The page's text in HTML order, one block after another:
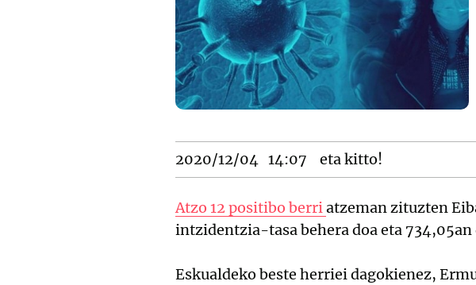
2020/12/04 14:07 eta kitto!
Atzo 12 positibo berriatzeman zituzten
intzidentzia-tasa behera doa eta 734,05an
Eskualdeko beste herriei dagokienez,